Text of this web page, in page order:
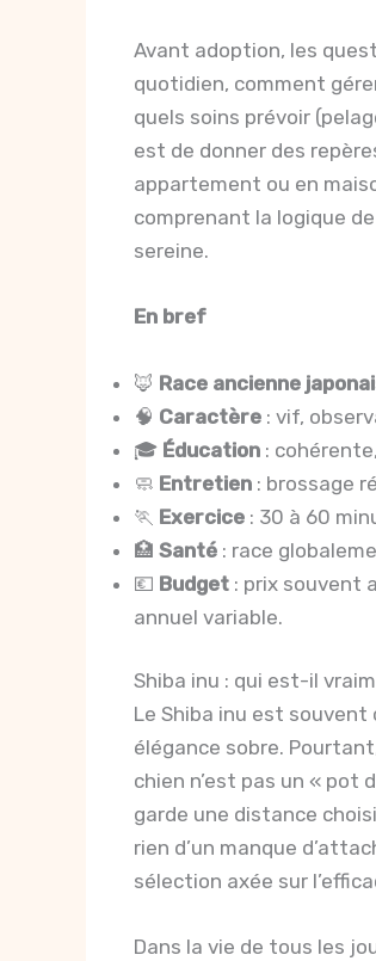
Avant adoption, les
quotidien, comment
quels soins prévoir
est de donner des
appartement ou en
comprenant la logique
sereine.
En bref
🦊 Race ancienne
🧠 Caractère : vif,
🎓 Éducation :
🧼 Entretien : brossage
🏃 Exercice : 30 à 60
🏥 Santé : race
💶 Budget : prix souvent
annuel variable.
Shiba inu : qui est-il
Le Shiba inu est
élégance sobre.
chien n’est pas un « pot
garde une distance
rien d’un manque
sélection axée sur
Dans la vie de tous les